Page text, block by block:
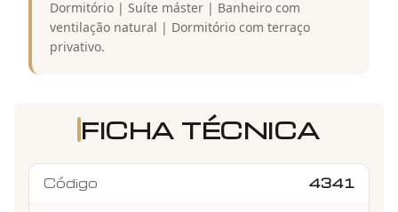
Dormitório | Suíte máster | Banheiro com
ventilação natural | Dormitório com terraço
privativo.
FICHA TÉCNICA
Código 4341